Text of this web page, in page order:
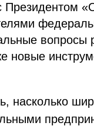
с
вопросы
новые
насколько